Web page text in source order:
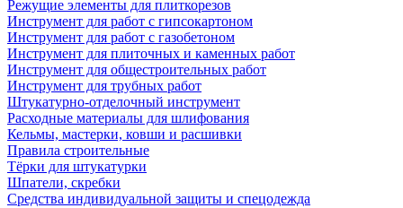
Режущие элементы для плиткорезов
Инструмент для работ с гипсокартоном
Инструмент для работ с газобетоном
Инструмент для плиточных и каменных работ
Инструмент для общестроительных работ
Инструмент для трубных работ
Штукатурно-отделочный инструмент
Расходные материалы для шлифования
Кельмы, мастерки, ковши и расшивки
Правила строительные
Тёрки для штукатурки
Шпатели, скребки
Средства индивидуальной защиты и спецодежда